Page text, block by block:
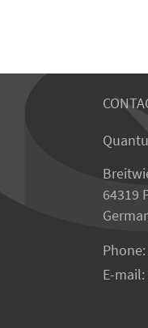
64319
Phone:
E-mail: